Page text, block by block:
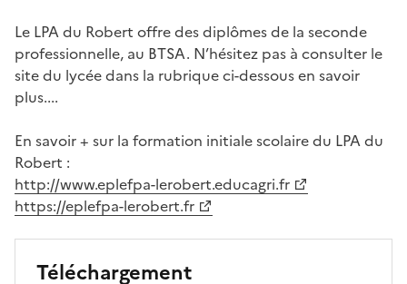
Le LPA du Robert offre des diplômes de la seconde
professionnelle, au BTSA. N’hésitez pas à consulter le
site du lycée dans la rubrique ci-dessous en savoir
plus....
En savoir + sur la formation initiale scolaire du LPA du
Robert :
http://www.eplefpa-lerobert.educagri.fr
https://eplefpa-lerobert.fr
Téléchargement